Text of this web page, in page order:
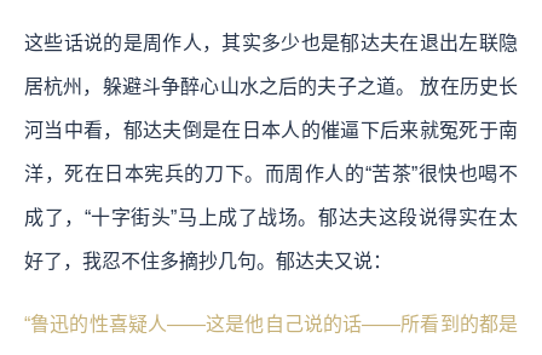
这些话说的是周作人，其实多少也是郁达夫在退出左联隐
居杭州，躲避斗争醉心山水之后的夫子之道。 放在历史长
河当中看，郁达夫倒是在日本人的催逼下后来就冤死于南
洋，死在日本宪兵的刀下。而周作人的“苦茶”很快也喝不
成了，“十字街头”马上成了战场。郁达夫这段说得实在太
好了，我忍不住多摘抄几句。郁达夫又说：
“鲁迅的性喜疑人——这是他自己说的话——所看到的都是